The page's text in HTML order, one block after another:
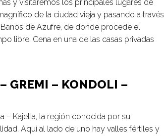
y visitaremos los principales lugares de
de la ciudad vieja y pasando a través
de Azufre, de donde procede el
libre. Cena en una de las casas privadas
GREMI – KONDOLI –
– Kajetia, la región conocida por su
Aquí al lado de uno hay valles fértiles y